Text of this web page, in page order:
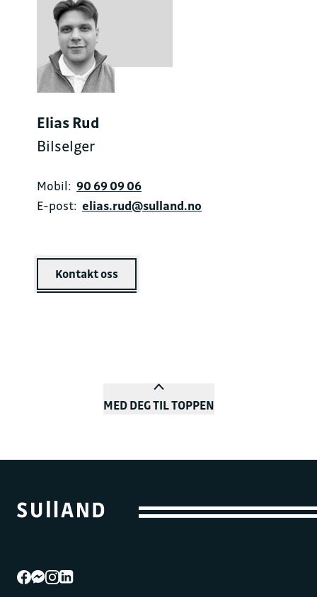
Elias Rud
Bilselger
Mobil: 90 69 09 06
E-post: elias.rud@sulland.no
Kontakt oss
MED DEG TIL TOPPEN